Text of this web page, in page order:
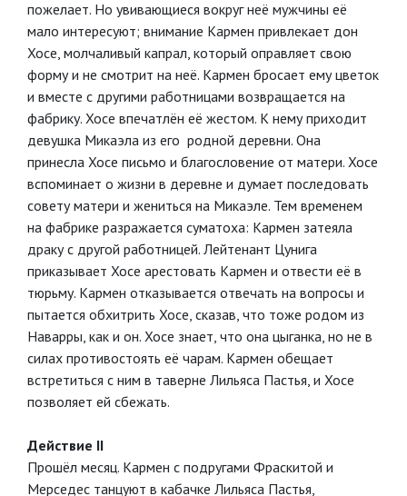
пожелает. Но увивающиеся вокруг неё мужчины её
мало интересуют; внимание Кармен привлекает дон
Хосе, молчаливый капрал, который оправляет свою
форму и не смотрит на неё. Кармен бросает ему цветок
и вместе с другими работницами возвращается на
фабрику. Хосе впечатлён её жестом. К нему приходит
девушка Микаэла из его родной деревни. Она
принесла Хосе письмо и благословение от матери. Хосе
вспоминает о жизни в деревне и думает последовать
совету матери и жениться на Микаэле. Тем временем
на фабрике разражается суматоха: Кармен затеяла
драку с другой работницей. Лейтенант Цунига
приказывает Хосе арестовать Кармен и отвести её в
тюрьму. Кармен отказывается отвечать на вопросы и
пытается обхитрить Хосе, сказав, что тоже родом из
Наварры, как и он. Хосе знает, что она цыганка, но не в
силах противостоять её чарам. Кармен обещает
встретиться с ним в таверне Лильяса Пастья, и Хосе
позволяет ей сбежать.
Действие II
Прошёл месяц. Кармен с подругами Фраскитой и
Мерседес танцуют в кабачке Лильяса Пастья,